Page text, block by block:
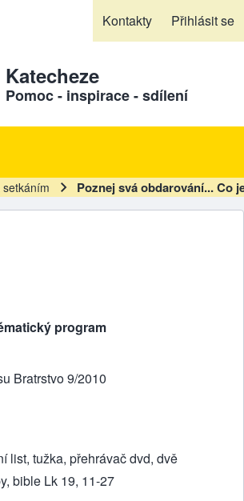
Kontakty Přihlásit se
Katecheze
Pomoc - inspirace - sdílení
Poznej svá obdarování... Co
program
Bratrstvo 9/2010
list, tužka, přehrávač dvd, dvě
bible Lk 19, 11-27